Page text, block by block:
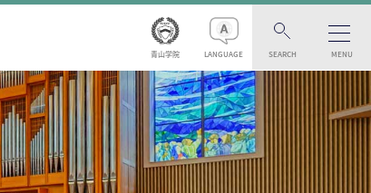
青山学院 LANGUAGE SEARCH MENU